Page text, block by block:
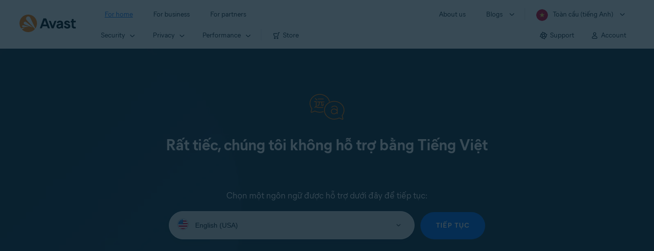
For home For business For partners About us Blogs Toàn cầu (tiếng Anh)
Security Privacy Performance Store Support Account
Rất tiếc, chúng tôi không hỗ trợ bằng Tiếng Việt
Chọn một ngôn ngữ được hỗ trợ dưới đây để tiếp tục:
Select
your
language:
TIẾP TỤC